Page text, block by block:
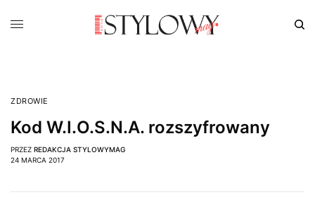
ZDROWIE
Kod W.I.O.S.N.A. rozszyfrowany
PRZEZ REDAKCJA STYLOWYMAG
24 MARCA 2017